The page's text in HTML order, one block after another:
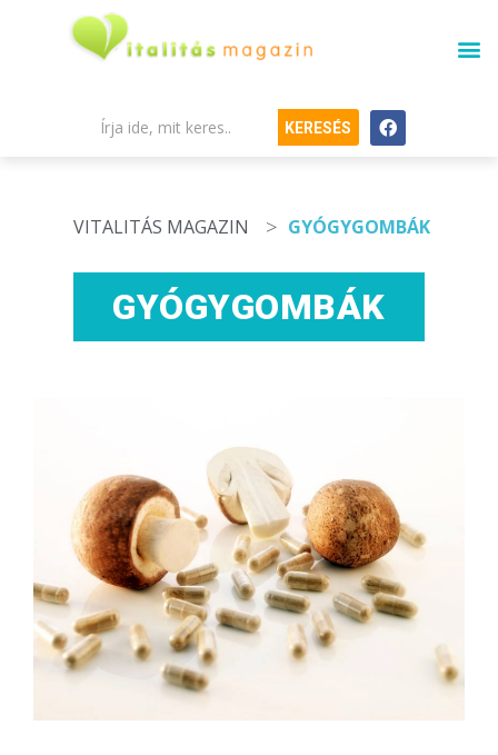
KERESÉS
VITALITÁS MAGAZIN > GYÓGYGOMBÁK
GYÓGYGOMBÁK